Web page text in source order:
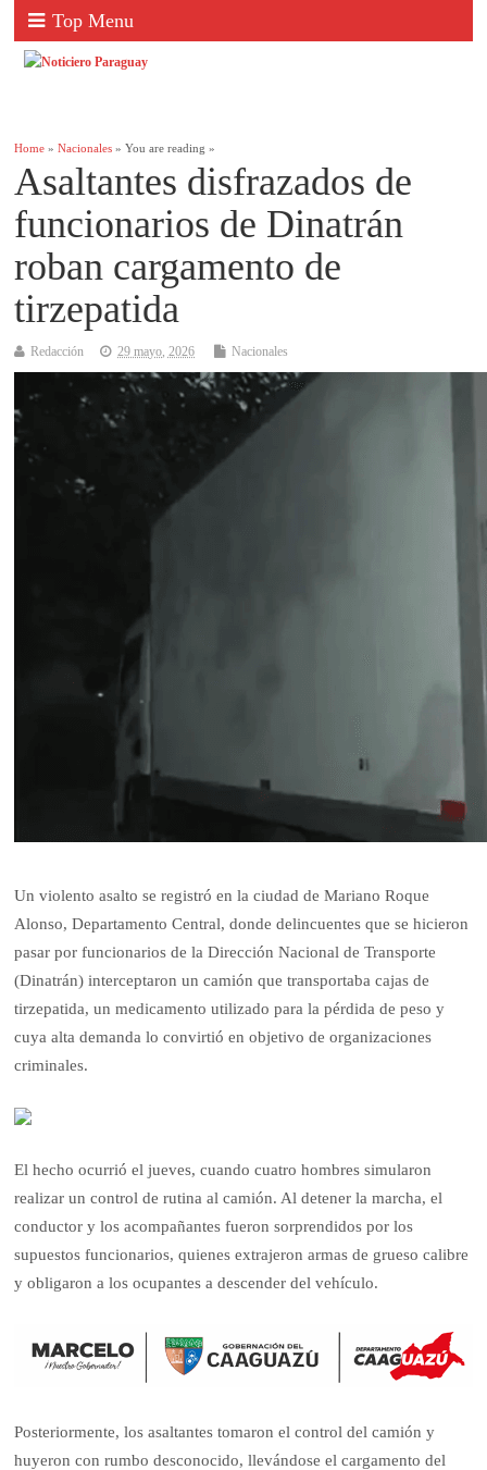
Top Menu
Home »Nacionales » You are reading »
Asaltantes disfrazados de
funcionarios de Dinatrán
roban cargamento de
tirzepatida
Redacción 29 mayo, 2026 Nacionales
Un violento asalto se registró en la ciudad de Mariano Roque
Alonso, Departamento Central, donde delincuentes que se hicieron
pasar por funcionarios de la Dirección Nacional de Transporte
(Dinatrán) interceptaron un camión que transportaba cajas de
tirzepatida, un medicamento utilizado para la pérdida de peso y
cuya alta demanda lo convirtió en objetivo de organizaciones
criminales.
El hecho ocurrió el jueves, cuando cuatro hombres simularon
realizar un control de rutina al camión. Al detener la marcha, el
conductor y los acompañantes fueron sorprendidos por los
supuestos funcionarios, quienes extrajeron armas de grueso calibre
y obligaron a los ocupantes a descender del vehículo.
Posteriormente, los asaltantes tomaron el control del camión y
huyeron con rumbo desconocido, llevándose el cargamento del